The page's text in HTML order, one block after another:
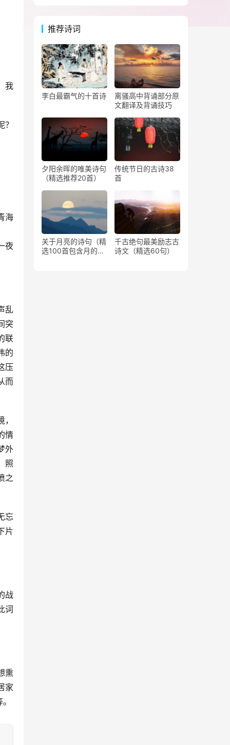
我
海
夜
乱
突
联
的
压
而
情
外
照
之
忘
片
战
词
熏
家
推荐诗词
李白最霸气的十首诗
离骚高中背诵部分原
文翻译及背诵技巧
夕阳余晖的唯美诗句
（精选推荐20首）
传统节日的古诗38
首
关于月亮的诗句（精
选100首包含月的古
千古绝句最美励志古
诗文（精选60句）